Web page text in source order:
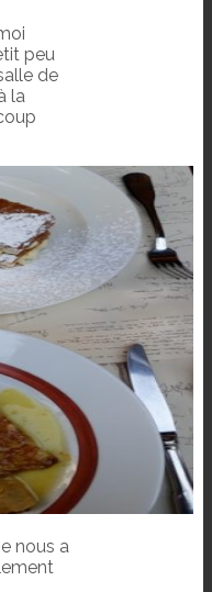
peu
de
la
nous a